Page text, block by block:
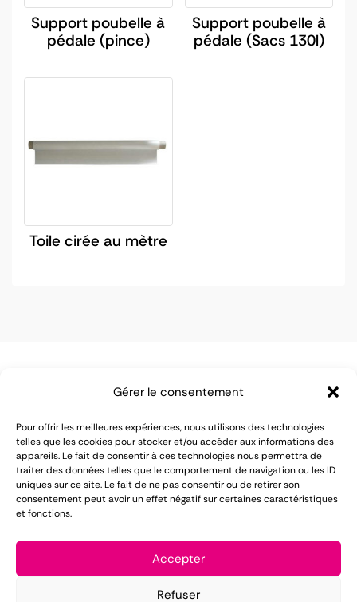
Gérer le consentement
Pour offrir les meilleures expériences, nous utilisons des technologies
telles que les cookies pour stocker et/ou accéder aux informations des
appareils. Le fait de consentir à ces technologies nous permettra de
traiter des données telles que le comportement de navigation ou les ID
uniques sur ce site. Le fait de ne pas consentir ou de retirer son
consentement peut avoir un effet négatif sur certaines caractéristiques
et fonctions.
Accepter
Refuser
Support poubelle à
pédale (pince)
Support poubelle à
pédale (Sacs 130l)
Toile cirée au mètre
LOMAREC met à votre disposition plus de 55 ans
d'expérience dans le domaine de la location de
matériel pour réception.
Conditions générales de vente